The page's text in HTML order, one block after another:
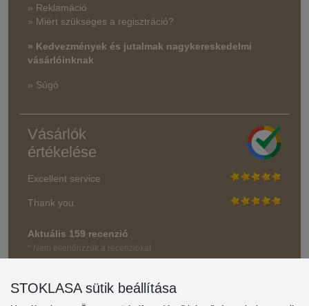
» Reklamáció
» Miért szükséges a regisztráció?
» Kedvezmények és jutalmak nagykereskedelmi
vásárlóinknak
» Súgó
Vásárlók
értékelése
Excellent service
Thank you.
Aktuális 159 recenzió
* Nem ellenőrizzük a recenziókat
STOKLASA sütik beállítása